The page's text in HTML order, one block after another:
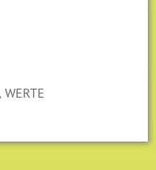
, WERTE